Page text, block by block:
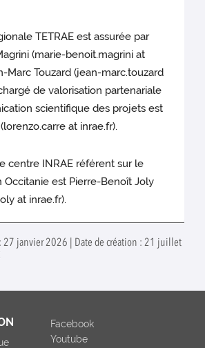
TETRAE est assurée par
(marie-benoit.magrini at
Marc Touzard (jean-marc.touzard
de valorisation partenariale
scientifique des projets est
at inrae.fr).
centre INRAE référent sur le
Occitanie est Pierre-Benoît Joly
at inrae.fr).
27 janvier 2026 | Date de création : 21 juillet
Facebook
Youtube